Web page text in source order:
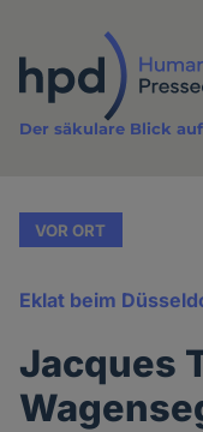
Inhalt
Der säkulare Blick
VOR ORT
Eklat beim
Jacques